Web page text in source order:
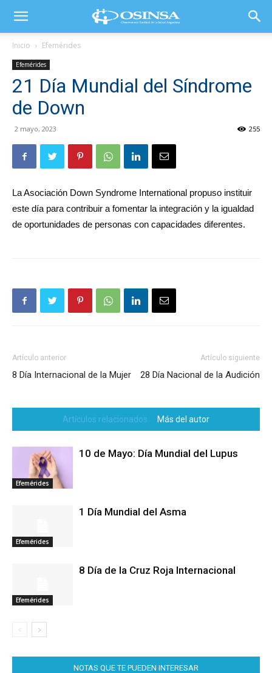
Inicio Efemérides
Efemérides
21 Día Mundial del Síndrome
de Down
2 mayo, 2023 255
La Asociación Down Syndrome International propuso instituir
este día para contribuir a fomentar la integración y la igualdad
de oportunidades de personas con capacidades diferentes.
Artículo anterior
8 Día Internacional de la Mujer
Artículo siguiente
28 Día Nacional de la Audición
Artículos relacionados Más del autor
Efemérides
10 de Mayo: Día Mundial del Lupus
Efemérides
1 Día Mundial del Asma
Efemérides
8 Día de la Cruz Roja Internacional
NOTAS QUE TE PUEDEN INTERESAR